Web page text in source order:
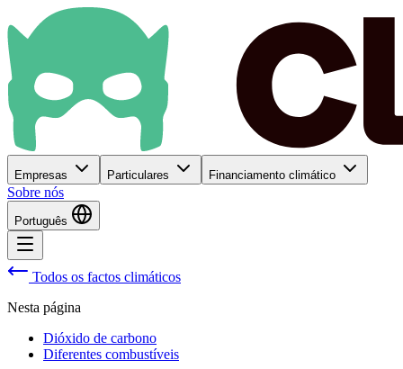
Empresas Particulares Financiamento climático
Sobre nós
Português
Todos os factos climáticos
Nesta página
Dióxido de carbono
Diferentes combustíveis